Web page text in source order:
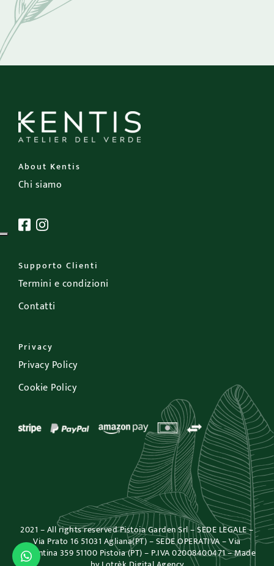
About Kentis
Chi siamo
Supporto Clienti
Termini e condizioni
Contatti
Privacy
Privacy Policy
Cookie Policy
2021 – All rights reserved Pistoia Garden Srl – SEDE LEGALE –
Via Prato 16 51031 Agliana(PT) – SEDE OPERATIVA – Via
Fiorentina 359 51100 Pistoia (PT) – P.IVA 02008400471 – Made